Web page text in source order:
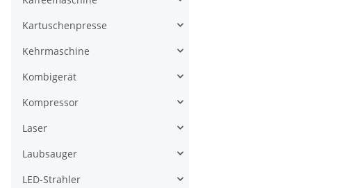
Kartuschenpresse
Kehrmaschine
Kombigerät
Kompressor
Laser
Laubsauger
LED-Strahler